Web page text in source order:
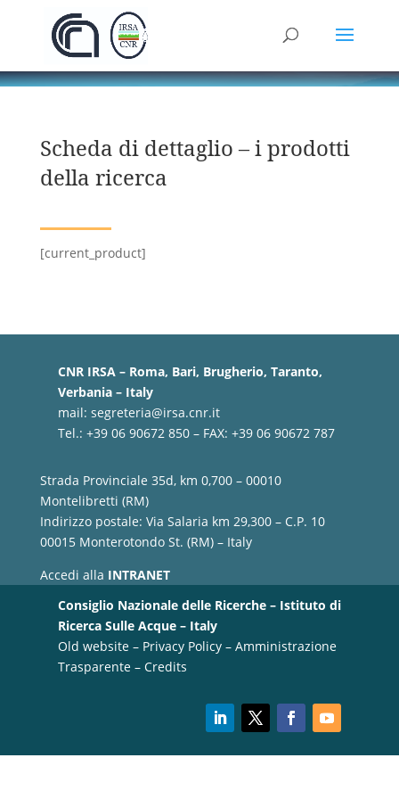
Scheda di dettaglio – i prodotti
della ricerca
[current_product]
CNR IRSA – Roma, Bari, Brugherio, Taranto,
Verbania – Italy
mail: segreteria@irsa.cnr.it
Tel.: +39 06 90672 850 – FAX: +39 06 90672 787
Strada Provinciale 35d, km 0,700 – 00010
Montelibretti (RM)
Indirizzo postale: Via Salaria km 29,300 – C.P. 10
00015 Monterotondo St. (RM) – Italy
Accedi alla INTRANET
Consiglio Nazionale delle Ricerche – Istituto di
Ricerca Sulle Acque – Italy
Old website– Privacy Policy– Amministrazione
Trasparente– Credits